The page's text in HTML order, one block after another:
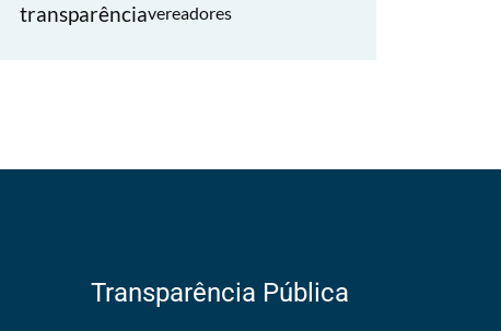
transparênciavereadores
Transparência Pública